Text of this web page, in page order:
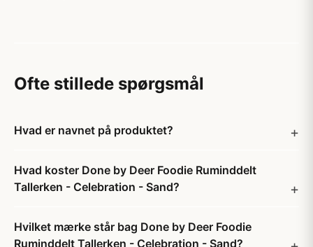
Ofte stillede spørgsmål
Hvad er navnet på produktet?
Hvad koster Done by Deer Foodie Ruminddelt
Tallerken - Celebration - Sand?
Hvilket mærke står bag Done by Deer Foodie
Ruminddelt Tallerken - Celebration - Sand?